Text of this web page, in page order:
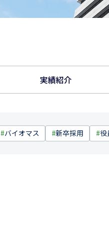
実績紹介
#バイオマス #新卒採用 #